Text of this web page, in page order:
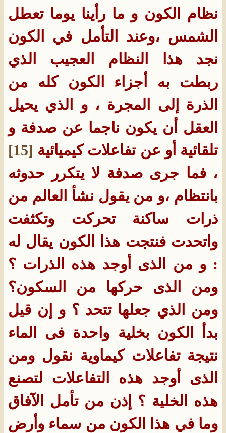
نظام الكون و ما رأينا يوما تعطل
الشمس ،وعند التأمل في الكون
نجد هذا النظام العجيب الذي
ربطت به أجزاء الكون كله من
الذرة إلى المجرة ، و الذي يحيل
العقل أن يكون ناجما عن صدفة و
تلقائية أو عن تفاعلات كيميائية [15]
، فما جرى صدفة لا يتكرر حدوثه
بانتظام ،و من يقول نشأ العالم من
ذرات ساكنة تحركت وتكثفت
واتحدت فنتجت هذا الكون يقال له
: و من الذى أوجد هذه الذرات ؟
ومن الذى حركها من السكون؟
ومن الذي جعلها تتحد ؟ و إن قيل
بدأ الكون بخلية واحدة فى الماء
نتيجة تفاعلات كيماوية نقول ومن
الذى أوجد هذه التفاعلات لتصنع
هذه الخلية ؟ إذن من تأمل الآفاق
وما في هذا الكون من سماء وأرض